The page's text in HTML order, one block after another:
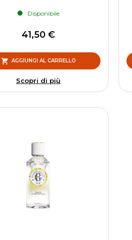
Disponibile
41,50 €
AGGIUNGI AL CARRELLO
Scopri di più